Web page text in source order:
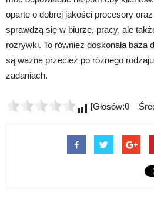
oparte o dobrej jakości procesory
sprawdzą się w biurze, pracy, ale
rozrywki. To również doskonała baza
są ważne przecież po różnego
zadaniach.
[Głosów:0